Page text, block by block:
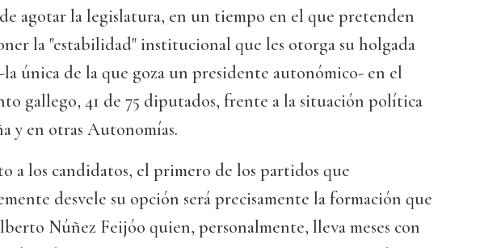
agotar la legislatura, en un tiempo en el que pretenden
la "estabilidad" institucional que les otorga su holgada
la única de la que goza un presidente autonómico- en el
gallego, 41 de 75 diputados, frente a la situación política
y en otras Autonomías.
a los candidatos, el primero de los partidos que
desvele su opción será precisamente la formación que
Núñez Feijóo quien, personalmente, lleva meses con